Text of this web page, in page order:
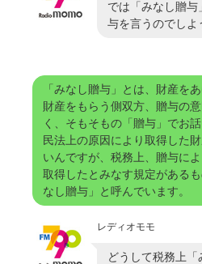
では「みなし贈
与を言うのでしよ
「みなし贈与」とは、財産を
財産をもらう側双方、贈与の
く、そもそもの「贈与」でお話
民法上の原因により取得した
いんですが、税務上、贈与に
取得したとみなす規定がある
なし贈与」と呼んでいます。
レディオモモ
どうして税務上